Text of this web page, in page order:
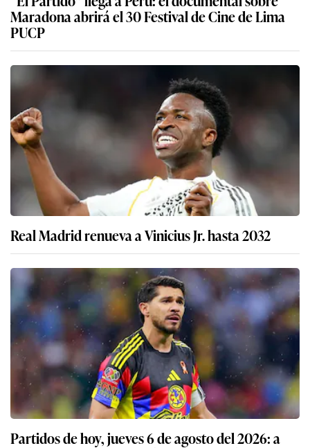
Maradona abrirá el 30 Festival de Cine de Lima
PUCP
Real Madrid renueva a Vinicius Jr. hasta 2032
Partidos de hoy, jueves 6 de agosto del 2026: a